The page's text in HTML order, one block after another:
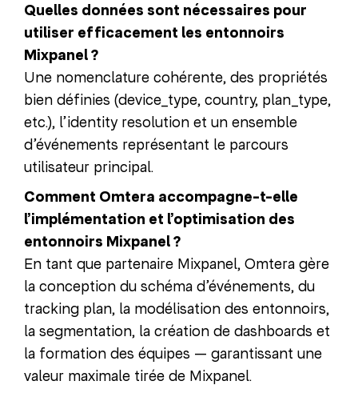
Quelles données sont nécessaires pour
utiliser efficacement les entonnoirs
Mixpanel ?
Une nomenclature cohérente, des propriétés
bien définies (device_type, country, plan_type,
etc.), l’identity resolution et un ensemble
d’événements représentant le parcours
utilisateur principal.
Comment Omtera accompagne-t-elle
l’implémentation et l’optimisation des
entonnoirs Mixpanel ?
En tant que partenaire Mixpanel, Omtera gère
la conception du schéma d’événements, du
tracking plan, la modélisation des entonnoirs,
la segmentation, la création de dashboards et
la formation des équipes — garantissant une
valeur maximale tirée de Mixpanel.